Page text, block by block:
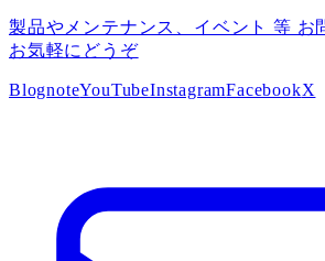
製品やメンテナンス、イベント 等 お
お気軽にどうぞ
BlognoteYouTubeInstagramFacebookX